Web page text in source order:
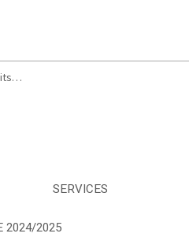
SERVICES
2024/2025